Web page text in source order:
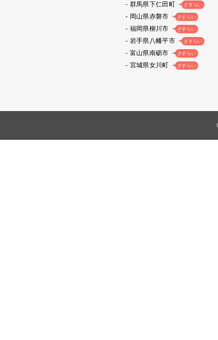
群馬県下仁田町 さすらい
岡山県赤磐市 さすらい
福岡県柳川市 さすらい
岩手県八幡平市 さすらい
富山県南砺市 さすらい
宮城県女川町 さすらい